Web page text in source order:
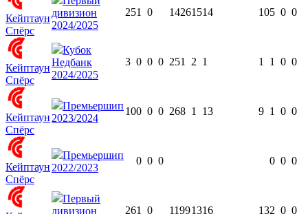
Кейптаун
Спёрс
дивизион
2024/2025
251 0 14261514 105 0 0
Кейптаун
Спёрс
Кубок
Недбанк
2024/2025
3 0 0 0 251 2 1 1 1 0 0
Кейптаун
Спёрс
Премьершип
2023/2024
100 0 0 268 1 13 9 1 0 0
Кейптаун
Спёрс
Премьершип
2022/2023
0 0 0 0 0 0
Первый
дивизион
261 0 11991316 132 0 0